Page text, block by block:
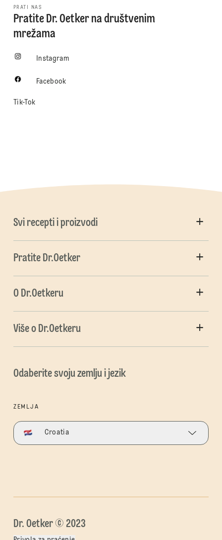
PRATI NAS
Pratite Dr. Oetker na društvenim
mrežama
Instagram
Facebook
Tik-Tok
Svi recepti i proizvodi
Pratite Dr.Oetker
O Dr.Oetkeru
Više o Dr.Oetkeru
Odaberite svoju zemlju i jezik
ZEMLJA
Croatia
Dr. Oetker © 2023